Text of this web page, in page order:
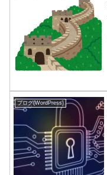
ブログ(WordPress)